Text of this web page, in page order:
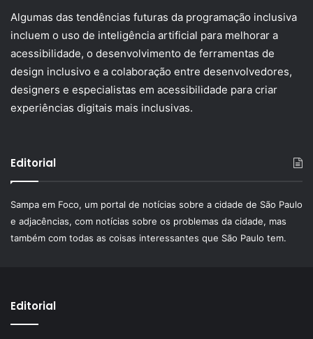
Algumas das tendências futuras da programação inclusiva
incluem o uso de inteligência artificial para melhorar a
acessibilidade, o desenvolvimento de ferramentas de
design inclusivo e a colaboração entre desenvolvedores,
designers e especialistas em acessibilidade para criar
experiências digitais mais inclusivas.
Editorial
Sampa em Foco, um portal de notícias sobre a cidade de São Paulo
e adjacências, com notícias sobre os problemas da cidade, mas
também com todas as coisas interessantes que São Paulo tem.
Editorial